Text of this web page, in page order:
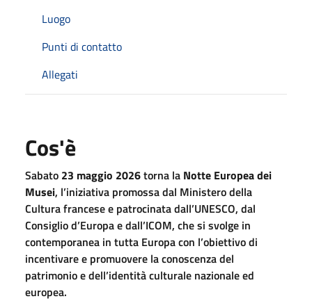
Luogo
Punti di contatto
Allegati
Cos'è
Sabato 23 maggio 2026torna la Notte Europea dei
Musei, l’iniziativa promossa dal Ministero della
Cultura francese e patrocinata dall’UNESCO, dal
Consiglio d’Europa e dall’ICOM, che si svolge in
contemporanea in tutta Europa con l’obiettivo di
incentivare e promuovere la conoscenza del
patrimonio e dell’identità culturale nazionale ed
europea.